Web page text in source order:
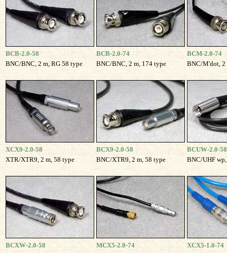
BCB-2.0-58 BCB-2.0-74
BCM-2.0-74
BNC/BNC, 2 m, RG 58 type
BNC/BNC, 2 m, 174 type BNC/M'dot, 2
XCX9-2.0-58 BCX9-2.0-58
BCUW-2.0-58
XTR/XTR9, 2 m, 58 type
BNC/XTR9, 2 m, 58 type BNC/UHF
BCXW-2.0-58 MCX5-2.0-74
XCX5-1.0-74